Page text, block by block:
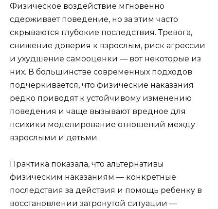
Физическое воздействие мгновенно
сдерживает поведение, но за этим часто
скрываются глубокие последствия. Тревога,
снижение доверия к взрослым, риск агрессии
и ухудшение самооценки — вот некоторые из
них. В большинстве современных подходов
подчеркивается, что физические наказания
редко приводят к устойчивому изменению
поведения и чаще вызывают вредное для
психики моделирование отношений между
взрослыми и детьми.
Практика показала, что альтернативы
физическим наказаниям — конкретные
последствия за действия и помощь ребенку в
восстановлении затронутой ситуации —